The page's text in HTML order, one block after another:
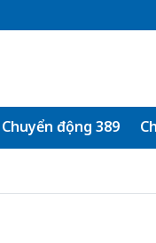
Chuyển động 389